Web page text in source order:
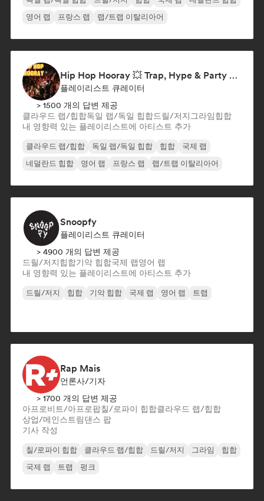
영어 랩
프랑스 랩 랩/트랩 이탈리아어
Hip Hop Hooray 💥 Trap, Hype & Party Rap Bangers
플레이리스트 큐레이터
> 1500 개의 답변 제공
클라우드 랩/힙합독일 랩/독일 힙합드릴/저지 그라임힙합
내 영향력 있는 플레이리스트에 아티스트 추가
클라우드 랩/힙합 독일 랩/독일 힙합 힙합
국제 랩
네덜란드 힙합
영어 랩 프랑스 랩 랩/트랩 이탈리아어
Snoopfy
플레이리스트 큐레이터
> 4900 개의 답변 제공
드릴/저지힙합기악 힙합국제 랩영어 랩
내 영향력 있는 플레이리스트에 아티스트 추가
드릴/저지 힙합 기악 힙합 국제 랩 영어 랩 트랩
Rap Mais
언론사/기자
> 1700 개의 답변 제공
아프로비트/아프로팝칠/로파이 힙합클라우드 랩/힙합
상업/메인스트림댄스 팝
기사 작성
칠/로파이 힙합 클라우드 랩/힙합 드릴/저지 그라임
힙합
국제 랩
트랩 펑크